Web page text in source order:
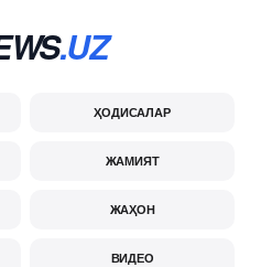
.UZ
ҲОДИСАЛАР
ЖАМИЯТ
ЖАҲОН
ВИДЕО